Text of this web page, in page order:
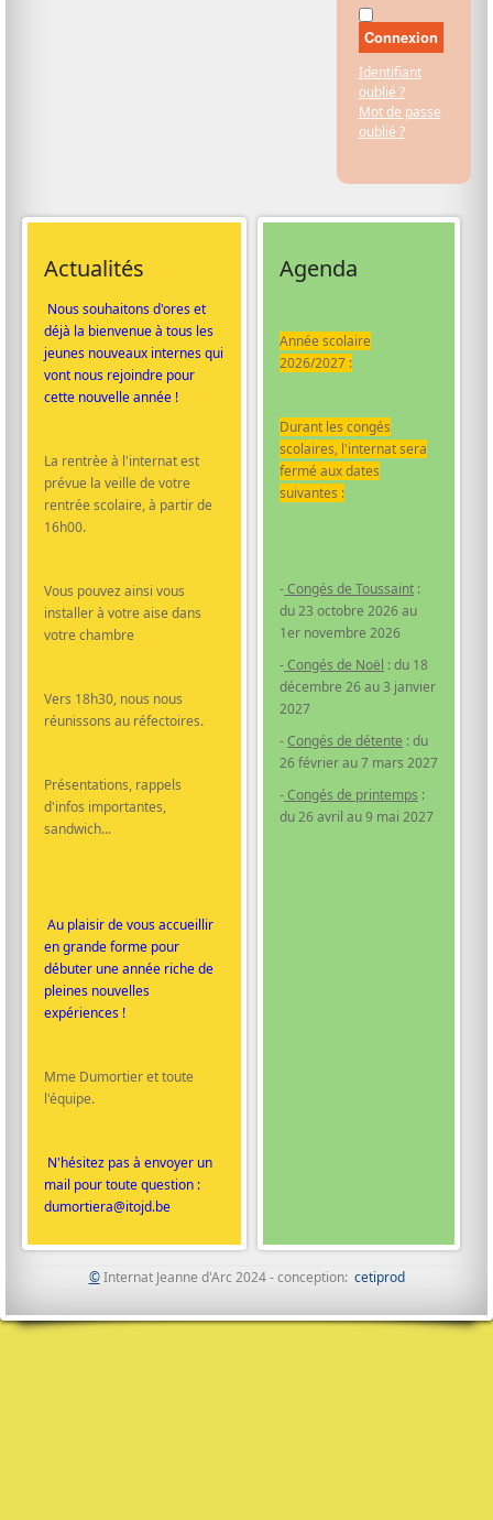
Connexion
Identifiant
oublié ?
Mot de passe
oublié ?
Actualités
Nous souhaitons d'ores et
déjà la bienvenue à tous les
jeunes nouveaux internes qui
vont nous rejoindre pour
cette nouvelle année !
La rentrèe à l'internat est
prévue la veille de votre
rentrée scolaire, à partir de
16h00.
Vous pouvez ainsi vous
installer à votre aise dans
votre chambre
Vers 18h30, nous nous
réunissons au réfectoires.
Présentations, rappels
d'infos importantes,
sandwich...
Au plaisir de vous accueillir
en grande forme pour
débuter une année riche de
pleines nouvelles
expériences !
Mme Dumortier et toute
l'équipe.
N'hésitez pas à envoyer un
mail pour toute question :
dumortiera@itojd.be
Agenda
Année scolaire
2026/2027 :
Durant les congés
scolaires, l'internat sera
fermé aux dates
suivantes :
-Congés de Toussaint :
du 23 octobre 2026 au
1er novembre 2026
-Congés de Noël : du 18
décembre 26 au 3 janvier
2027
-Congés de détente : du
26 février au 7 mars 2027
-Congés de printemps :
du 26 avril au 9 mai 2027
©Internat Jeanne d'Arc 2024 - conception: cetiprod